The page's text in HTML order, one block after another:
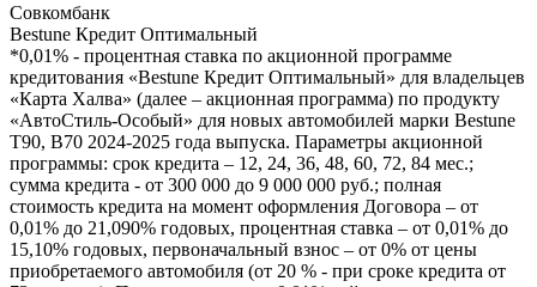
Совкомбанк
Bestune Кредит Оптимальный
*0,01% - процентная ставка по акционной программе
кредитования «Bestune Кредит Оптимальный» для владельцев
«Карта Халва» (далее – акционная программа) по продукту
«АвтоСтиль-Особый» для новых автомобилей марки Bestune
T90, B70 2024-2025 года выпуска. Параметры акционной
программы: срок кредита – 12, 24, 36, 48, 60, 72, 84 мес.;
сумма кредита - от 300 000 до 9 000 000 руб.; полная
стоимость кредита на момент оформления Договора – от
0,01% до 21,090% годовых, процентная ставка – от 0,01% до
15,10% годовых, первоначальный взнос – от 0% от цены
приобретаемого автомобиля (от 20 % - при сроке кредита от